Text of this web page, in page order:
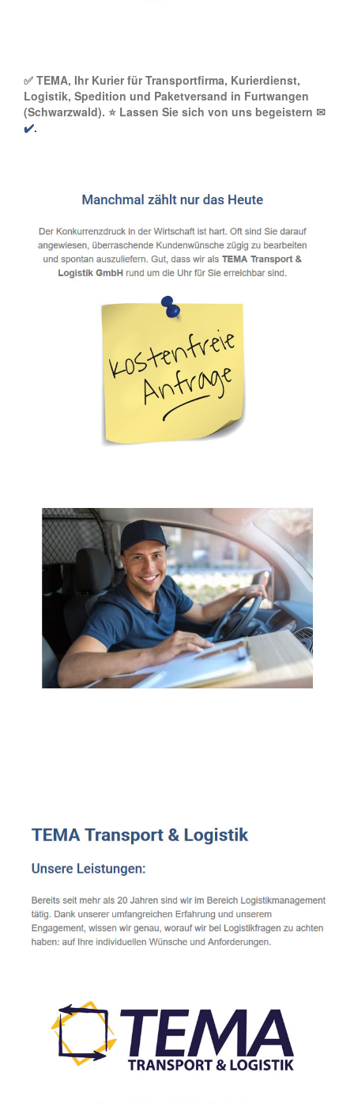
✅ TEMA, Ihr Kurier für Transportfirma, Kurierdienst,
Logistik, Spedition und Paketversand in Furtwangen
(Schwarzwald). ⭐ Lassen Sie sich von uns begeistern ✉
✔️.